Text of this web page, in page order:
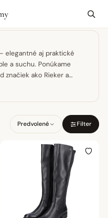
elegantné aj praktické
a suchu. Ponúkame
značiek ako Rieker a
praktickým zapínaním.
Predvolené Filter